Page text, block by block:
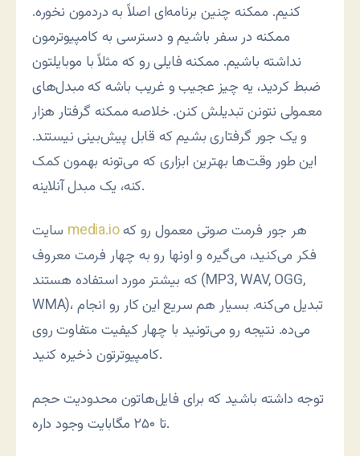
کنیم. ممکنه چنین برنامه‌ای اصلاً به دردمون نخوره.
ممکنه در سفر باشیم و دسترسی به کامپیوترمون
نداشته باشیم. ممکنه فایلی رو که مثلاً با موبایلتون
ضبط کردید، یه چیز عجیب و غریب باشه که مبدل‌های
معمولی نتونن تبدیلش کنن. خلاصه ممکنه گرفتار هزار
و یک جور گرفتاری بشیم که قابل پیش‌بینی نیستند.
این طور وقت‌ها بهترین ابزاری که می‌تونه بهمون کمک
کنه، یک مبدل آنلاینه.
media.ioهر جور فرمت صوتی معمول رو که
فکر می‌کنید، می‌گیره و اونها رو به چهار فرمت معروف
که بیشتر مورد استفاده هستند (MP3, WAV, OGG,
WMA)، تبدیل می‌کنه. بسیار هم سریع این کار رو انجام
می‌ده. نتیجه رو می‌تونید با چهار کیفیت متفاوت روی
کامپیوترتون ذخیره کنید.
توجه داشته باشید که برای فایل‌هاتون محدودیت حجم
تا ۲۵۰ مگابایت وجود داره.